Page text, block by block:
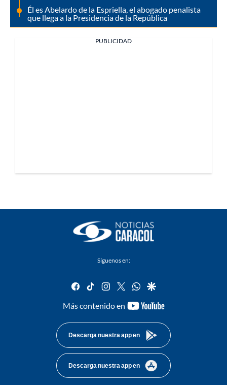
Él es Abelardo de la Espriella, el abogado penalista
que llega a la Presidencia de la República
PUBLICIDAD
Síguenos en:
facebook
tiktok instagram
twitterwhatsapp
google
Más contenido en
youtube-
Descarga nuestra app en
Descarga nuestra app en